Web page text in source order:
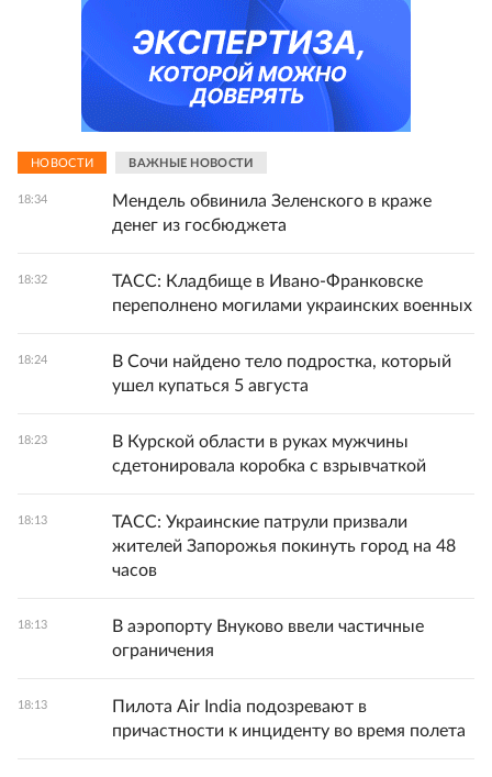
НОВОСТИ ВАЖНЫЕ НОВОСТИ
18:34
Мендель обвинила Зеленского в краже
денег из госбюджета
18:32
ТАСС: Кладбище в Ивано-Франковске
переполнено могилами украинских военных
18:24
В Сочи найдено тело подростка, который
ушел купаться 5 августа
18:23
В Курской области в руках мужчины
сдетонировала коробка с взрывчаткой
18:13
ТАСС: Украинские патрули призвали
жителей Запорожья покинуть город на 48
часов
18:13
В аэропорту Внуково ввели частичные
ограничения
18:13
Пилота Air India подозревают в
причастности к инциденту во время полета